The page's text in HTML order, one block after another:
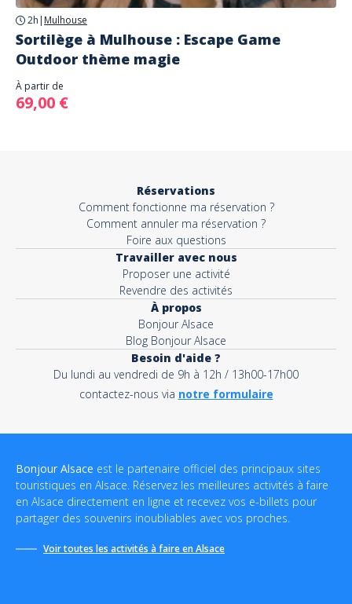
2h | Mulhouse
Sortilège à Mulhouse : Escape Game
Outdoor thème magie
À partir de
69,00 €
Réservations
Comment fonctionne ma réservation ?
Comment annuler ma réservation ?
Foire aux questions
Travailler avec nous
Proposer une activité
Revendre des activités
À propos
Bonjour Alsace
Blog Bonjour Alsace
Besoin d'aide ?
Du lundi au vendredi de 9h à 12h / 13h00-17h00
contactez-nous via notre formulaire
Bonjour Alsace est le partenaire officiel des principaux sites
touristiques en Alsace. Réservez les meilleures activités à faire
en Alsace directement en ligne et recevez vos e-billets pour
partager des souvenirs inoubliables avec vos proches.
Voir toutes les activités à faire en Alsace